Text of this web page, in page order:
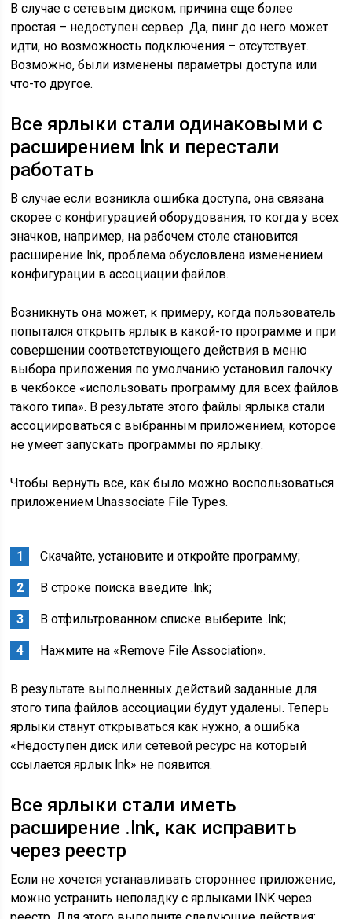
В случае с сетевым диском, причина еще более
простая – недоступен сервер. Да, пинг до него может
идти, но возможность подключения – отсутствует.
Возможно, были изменены параметры доступа или
что-то другое.
Все ярлыки стали одинаковыми с
расширением lnk и перестали
работать
В случае если возникла ошибка доступа, она связана
скорее с конфигурацией оборудования, то когда у всех
значков, например, на рабочем столе становится
расширение lnk, проблема обусловлена изменением
конфигурации в ассоциации файлов.
Возникнуть она может, к примеру, когда пользователь
попытался открыть ярлык в какой-то программе и при
совершении соответствующего действия в меню
выбора приложения по умолчанию установил галочку
в чекбоксе «использовать программу для всех файлов
такого типа». В результате этого файлы ярлыка стали
ассоциироваться с выбранным приложением, которое
не умеет запускать программы по ярлыку.
Чтобы вернуть все, как было можно воспользоваться
приложением Unassociate File Types.
Скачайте, установите и откройте программу;
В строке поиска введите .lnk;
В отфильтрованном списке выберите .lnk;
Нажмите на «Remove File Association».
В результате выполненных действий заданные для
этого типа файлов ассоциации будут удалены. Теперь
ярлыки станут открываться как нужно, а ошибка
«Недоступен диск или сетевой ресурс на который
ссылается ярлык lnk» не появится.
Все ярлыки стали иметь
расширение .lnk, как исправить
через реестр
Если не хочется устанавливать стороннее приложение,
можно устранить неполадку с ярлыками INK через